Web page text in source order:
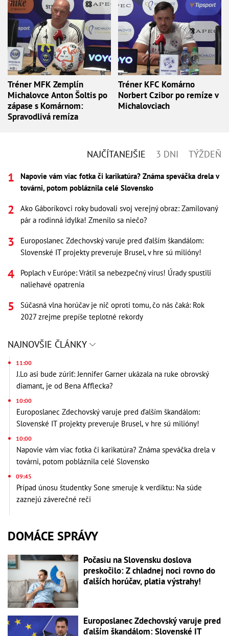
Tréner MFK Zemplín
Michalovce Anton Šoltis po
zápase s Komárnom:
Spravodlivá remíza
Tréner KFC Komárno
Norbert Czibor po remíze v
Michalovciach
NAJČÍTANEJŠIE 3 DNI TÝŽDEŇ
Napovie vám viac fotka či karikatúra? Známa speváčka drela v
továrni, potom pobláznila celé Slovensko
Ako Gáboríkovci roky budovali svoj verejný obraz: Zamilovaný
pár a rodinná idylka! Zmenilo sa niečo?
Europoslanec Zdechovský varuje pred ďalším škandálom:
Slovenské IT projekty preveruje Brusel, v hre sú milióny!
Poplach v Európe: Vrátil sa nebezpečný vírus! Úrady spustili
naliehavé opatrenia
Súčasná vlna horúčav je nič oproti tomu, čo nás čaká: Rok
2027 zrejme prepíše teplotné rekordy
NAJNOVŠIE ČLÁNKY
11:00
J.Lo asi bude zúriť: Jennifer Garner ukázala na ruke obrovský
diamant, je od Bena Afflecka?
10:00
Europoslanec Zdechovský varuje pred ďalším škandálom:
Slovenské IT projekty preveruje Brusel, v hre sú milióny!
10:00
Napovie vám viac fotka či karikatúra? Známa speváčka drela v
továrni, potom pobláznila celé Slovensko
09:45
Prípad únosu študentky Sone smeruje k verdiktu: Na súde
zaznejú záverečné reči
DOMÁCE SPRÁVY
Počasiu na Slovensku doslova
preskočilo: Z chladnej noci rovno do
ďalších horúčav, platia výstrahy!
Europoslanec Zdechovský varuje pred
ďalším škandálom: Slovenské IT